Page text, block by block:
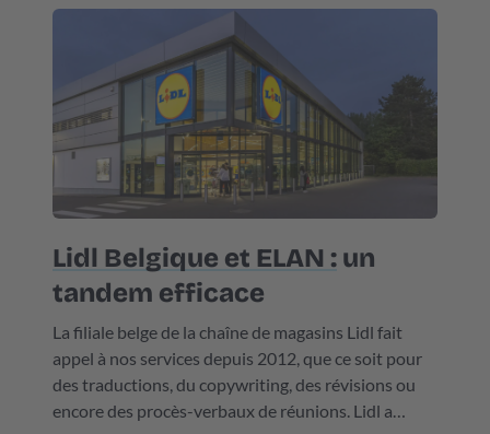
Lidl Belgique et ELAN : un
tandem efficace
La filiale belge de la chaîne de magasins Lidl fait
appel à nos services depuis 2012, que ce soit pour
des traductions, du copywriting, des révisions ou
encore des procès-verbaux de réunions. Lidl a